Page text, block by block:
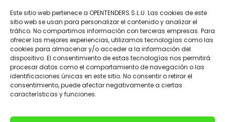
Este sitio web pertenece a OPENTENDERS S.L.U. Las cookies de este
sitio web se usan para personalizar el contenido y analizar el
tráfico. No compartimos información con terceras empresas. Para
ofrecer las mejores experiencias, utilizamos tecnologías como las
cookies para almacenar y/o acceder a la información del
dispositivo. El consentimiento de estas tecnologías nos permitirá
procesar datos como el comportamiento de navegación o las
identificaciones únicas en este sitio. No consentir o retirar el
consentimiento, puede afectar negativamente a ciertas
características y funciones.
Aviso Legal–Política de Privacidad–Política de Cookies –Trabaja con
nosotros
OPENTENDERS, S.L. ha recibido una ayuda de 2900€ para
electrificación del parque automovilístico dentro del Programa de